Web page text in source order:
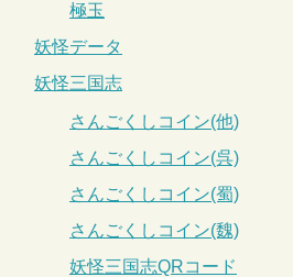
極玉
妖怪データ
妖怪三国志
さんごくしコイン(他)
さんごくしコイン(呉)
さんごくしコイン(蜀)
さんごくしコイン(魏)
妖怪三国志QRコード